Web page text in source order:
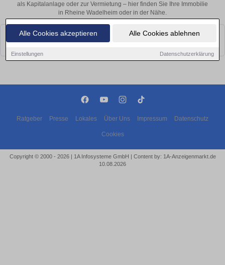
Alle Cookies akzeptieren Alle Cookies ablehnen
Einstellungen Datenschutzerklärung
als Kapitalanlage oder zur Vermietung – hier finden Sie Ihre Immobilie
in Rheine Wadelheim oder in der Nähe.
Leider konnten wir derzeit keine passenden Objekte finden. Schauen Sie
bald wieder vorbei!
Ratgeber Presse Lokales Über Uns Impressum Datenschutz
Cookies
Copyright © 2000 - 2026 | 1A Infosysteme GmbH | Content by: 1A-Anzeigenmarkt.de
10.08.2026